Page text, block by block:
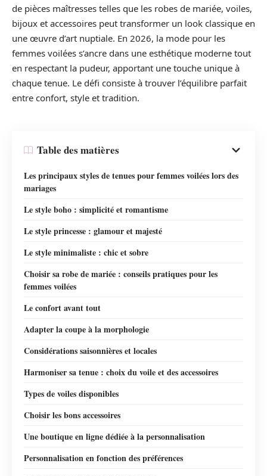
de pièces maîtresses telles que les robes de mariée, voiles,
bijoux et accessoires peut transformer un look classique en
une œuvre d’art nuptiale. En 2026, la mode pour les
femmes voilées s’ancre dans une esthétique moderne tout
en respectant la pudeur, apportant une touche unique à
chaque tenue. Le défi consiste à trouver l’équilibre parfait
entre confort, style et tradition.
Table des matières
Les principaux styles de tenues pour femmes voilées lors des
mariages
Le style boho : simplicité et romantisme
Le style princesse : glamour et majesté
Le style minimaliste : chic et sobre
Choisir sa robe de mariée : conseils pratiques pour les
femmes voilées
Le confort avant tout
Adapter la coupe à la morphologie
Considérations saisonnières et locales
Harmoniser sa tenue : choix du voile et des accessoires
Types de voiles disponibles
Choisir les bons accessoires
Une boutique en ligne dédiée à la personnalisation
Personnalisation en fonction des préférences